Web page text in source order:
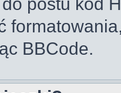
BBCode.